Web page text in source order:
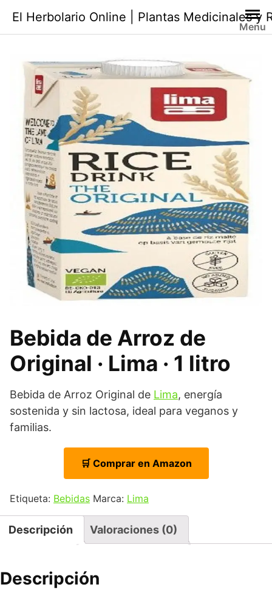
contenido
El Herbolario Online | Plantas Medicinales y
Menu
Bebida de Arroz de
Original · Lima · 1 litro
Bebida de Arroz Original de Lima, energía
sostenida y sin lactosa, ideal para veganos y
familias.
🛒 Comprar en Amazon
Etiqueta: Bebidas Marca: Lima
Descripción Valoraciones (0)
Descripción